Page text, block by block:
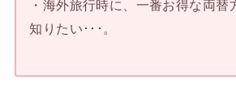
・海外旅行時に、一番お得な両替
知りたい･･･。